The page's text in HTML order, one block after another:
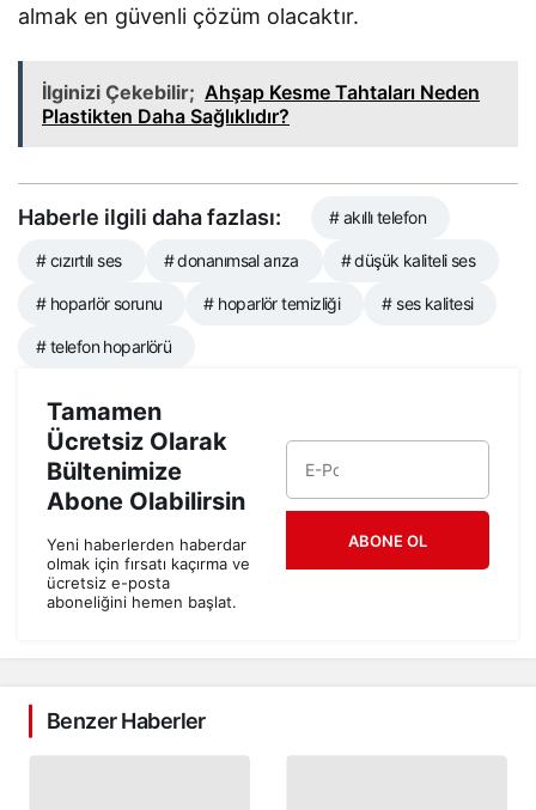
almak en güvenli çözüm olacaktır.
İlginizi Çekebilir; Ahşap Kesme Tahtaları Neden
Plastikten Daha Sağlıklıdır?
Haberle ilgili daha fazlası: # akıllı telefon
# cızırtılı ses # donanımsal arıza # düşük kaliteli ses
# hoparlör sorunu # hoparlör temizliği # ses kalitesi
# telefon hoparlörü
Tamamen
Ücretsiz Olarak
Bültenimize
Abone Olabilirsin
Yeni haberlerden haberdar
olmak için fırsatı kaçırma ve
ücretsiz e-posta
aboneliğini hemen başlat.
ABONE OL
Benzer Haberler